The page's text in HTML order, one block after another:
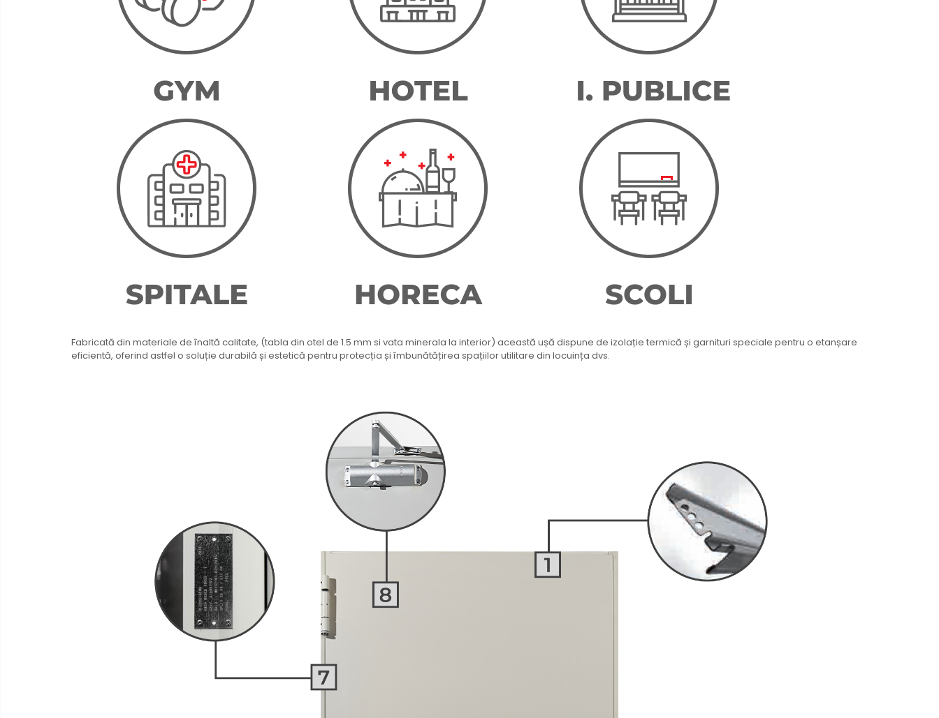
Fabricată din materiale de înaltă calitate, (tabla din otel de 1.5 mm si vata minerala la interior) această ușă dispune de izolație termică și garnituri speciale pentru o etanșare
eficientă, oferind astfel o soluție durabilă și estetică pentru protecția și îmbunătățirea spațiilor utilitare din locuința dvs.